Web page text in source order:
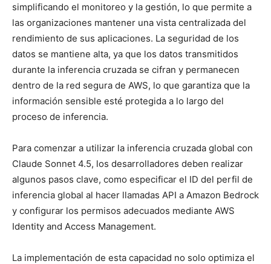
simplificando el monitoreo y la gestión, lo que permite a
las organizaciones mantener una vista centralizada del
rendimiento de sus aplicaciones. La seguridad de los
datos se mantiene alta, ya que los datos transmitidos
durante la inferencia cruzada se cifran y permanecen
dentro de la red segura de AWS, lo que garantiza que la
información sensible esté protegida a lo largo del
proceso de inferencia.
Para comenzar a utilizar la inferencia cruzada global con
Claude Sonnet 4.5, los desarrolladores deben realizar
algunos pasos clave, como especificar el ID del perfil de
inferencia global al hacer llamadas API a Amazon Bedrock
y configurar los permisos adecuados mediante AWS
Identity and Access Management.
La implementación de esta capacidad no solo optimiza el